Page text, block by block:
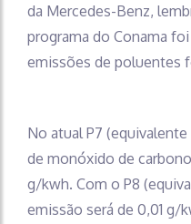
da Mercedes-Benz,
programa do Conama foi
emissões de poluentes
No atual P7
de monóxido de
g/kwh. Com o P8
emissão será de 0,01 g/